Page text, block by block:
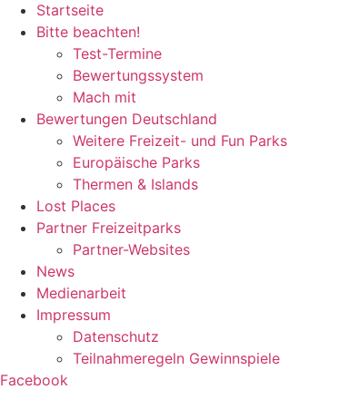
Startseite
Bitte beachten!
Test-Termine
Bewertungssystem
Mach mit
Bewertungen Deutschland
Weitere Freizeit- und Fun Parks
Europäische Parks
Thermen & Islands
Lost Places
Partner Freizeitparks
Partner-Websites
News
Medienarbeit
Impressum
Datenschutz
Teilnahmeregeln Gewinnspiele
Facebook